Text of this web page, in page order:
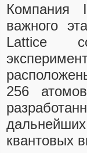
Компания
важного
Lattice
256
квантовых